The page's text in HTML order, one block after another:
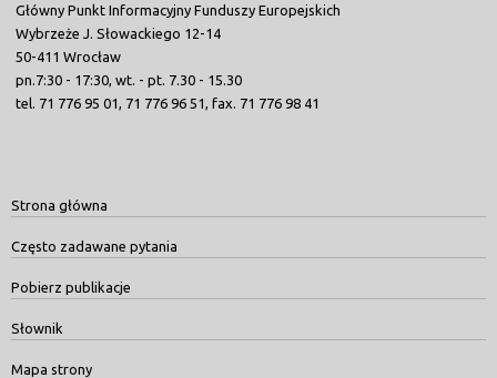
Główny Punkt Informacyjny Funduszy Europejskich
Wybrzeże J. Słowackiego 12-14
50-411 Wrocław
pn.7:30 - 17:30, wt. - pt. 7.30 - 15.30
tel. 71 776 95 01, 71 776 96 51, fax. 71 776 98 41
Strona główna
Często zadawane pytania
Pobierz publikacje
Słownik
Mapa strony